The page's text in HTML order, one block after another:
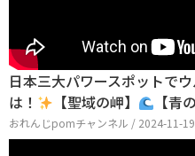
日本三大パワースポットで
は！
【聖域の岬】 【青
おれんじpomチャンネル / 2024-11-19